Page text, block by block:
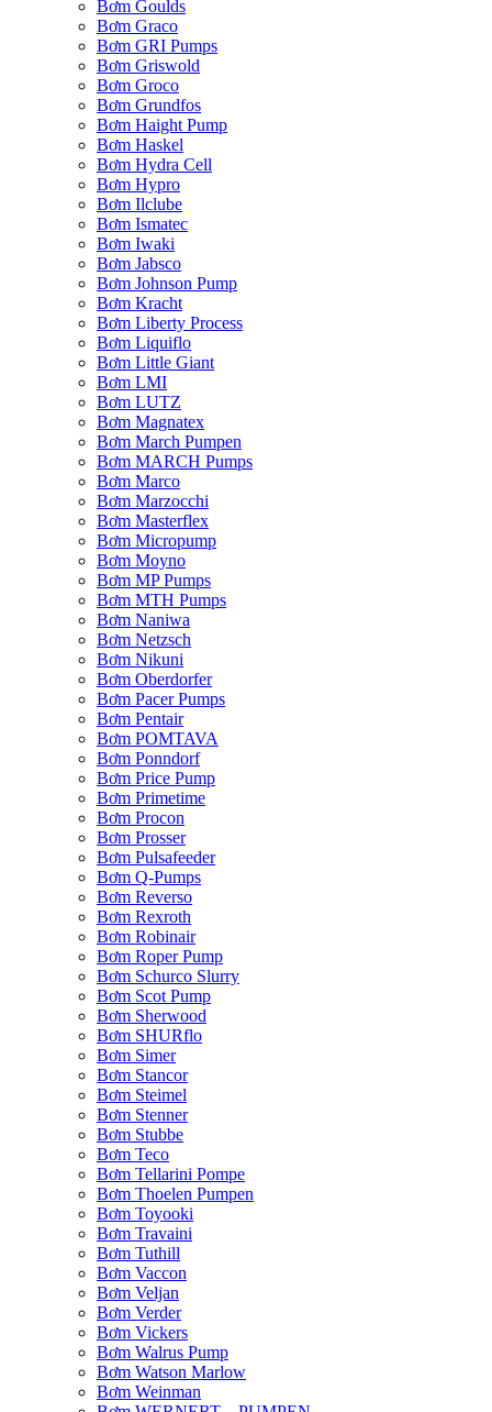
Bơm Goulds
Bơm Graco
Bơm GRI Pumps
Bơm Griswold
Bơm Groco
Bơm Grundfos
Bơm Haight Pump
Bơm Haskel
Bơm Hydra Cell
Bơm Hypro
Bơm Ilclube
Bơm Ismatec
Bơm Iwaki
Bơm Jabsco
Bơm Johnson Pump
Bơm Kracht
Bơm Liberty Process
Bơm Liquiflo
Bơm Little Giant
Bơm LMI
Bơm LUTZ
Bơm Magnatex
Bơm March Pumpen
Bơm MARCH Pumps
Bơm Marco
Bơm Marzocchi
Bơm Masterflex
Bơm Micropump
Bơm Moyno
Bơm MP Pumps
Bơm MTH Pumps
Bơm Naniwa
Bơm Netzsch
Bơm Nikuni
Bơm Oberdorfer
Bơm Pacer Pumps
Bơm Pentair
Bơm POMTAVA
Bơm Ponndorf
Bơm Price Pump
Bơm Primetime
Bơm Procon
Bơm Prosser
Bơm Pulsafeeder
Bơm Q-Pumps
Bơm Reverso
Bơm Rexroth
Bơm Robinair
Bơm Roper Pump
Bơm Schurco Slurry
Bơm Scot Pump
Bơm Sherwood
Bơm SHURflo
Bơm Simer
Bơm Stancor
Bơm Steimel
Bơm Stenner
Bơm Stubbe
Bơm Teco
Bơm Tellarini Pompe
Bơm Thoelen Pumpen
Bơm Toyooki
Bơm Travaini
Bơm Tuthill
Bơm Vaccon
Bơm Veljan
Bơm Verder
Bơm Vickers
Bơm Walrus Pump
Bơm Watson Marlow
Bơm Weinman